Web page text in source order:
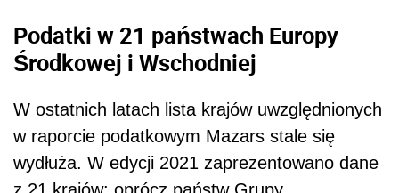
Podatki w 21 państwach Europy
Środkowej i Wschodniej
W ostatnich latach lista krajów uwzględnionych
w raporcie podatkowym Mazars stale się
wydłuża. W edycji 2021 zaprezentowano dane